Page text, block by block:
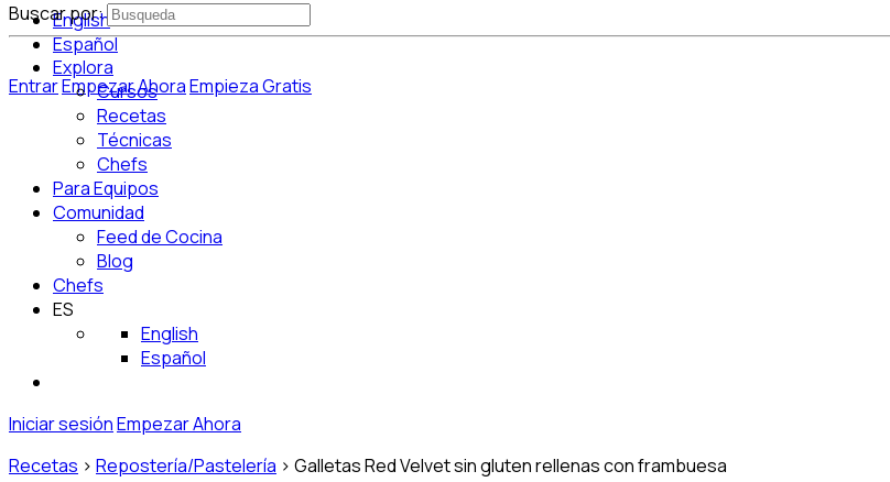
English
Español
EntrarEmpezar AhoraEmpieza Gratis
Buscar por:
Explora
Cursos
Recetas
Técnicas
Chefs
Para Equipos
Comunidad
Feed de Cocina
Blog
Chefs
ES
English
Español
Iniciar sesiónEmpezar Ahora
Recetas > Repostería/Pastelería > Galletas Red Velvet sin gluten rellenas con frambuesa